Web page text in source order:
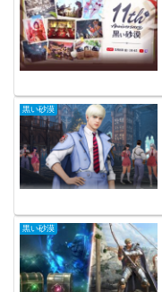
黒い砂漠
黒い砂漠